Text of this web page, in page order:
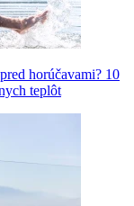
horúčavami? 10
teplôt